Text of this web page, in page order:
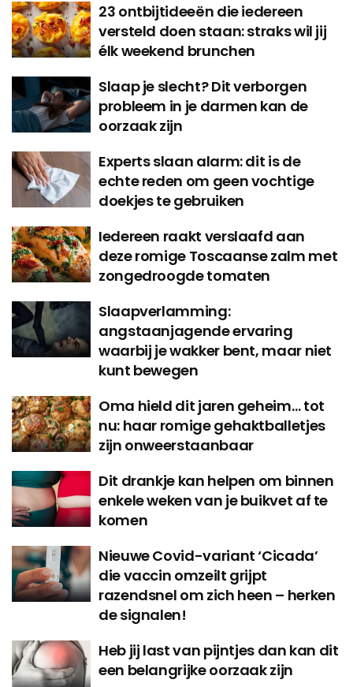
23 ontbijtideeën die iedereen
versteld doen staan: straks wil jij
élk weekend brunchen
Slaap je slecht? Dit verborgen
probleem in je darmen kan de
oorzaak zijn
Experts slaan alarm: dit is de
echte reden om geen vochtige
doekjes te gebruiken
Iedereen raakt verslaafd aan
deze romige Toscaanse zalm met
zongedroogde tomaten
Slaapverlamming:
angstaanjagende ervaring
waarbij je wakker bent, maar niet
kunt bewegen
Oma hield dit jaren geheim… tot
nu: haar romige gehaktballetjes
zijn onweerstaanbaar
Dit drankje kan helpen om binnen
enkele weken van je buikvet af te
komen
Nieuwe Covid-variant ‘Cicada’
die vaccin omzeilt grijpt
razendsnel om zich heen – herken
de signalen!
Heb jij last van pijntjes dan kan dit
een belangrijke oorzaak zijn